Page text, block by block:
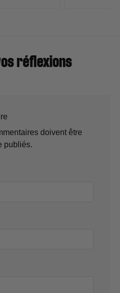
réflexions
doivent être
publiés.